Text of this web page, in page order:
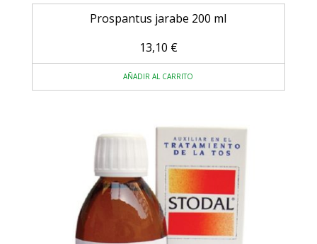
Prospantus jarabe 200 ml
13,10 €
AÑADIR AL CARRITO